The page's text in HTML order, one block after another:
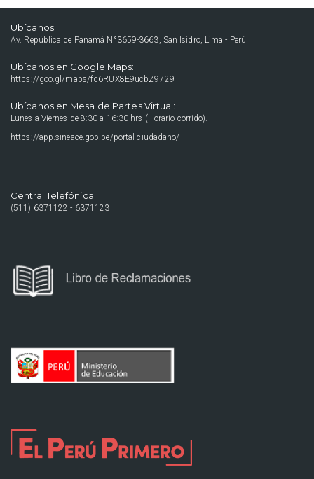
Ubícanos:
Av. República de Panamá N°3659-3663, San Isidro, Lima - Perú
Ubícanos en Google Maps:
https://goo.gl/maps/fq6RUX8E9ucbZ9729
Ubícanos en Mesa de Partes Virtual:
Lunes a Viernes de 8:30 a 16:30 hrs (Horario corrido).
https://app.sineace.gob.pe/portal-ciudadano/
Central Telefónica:
(511) 6371122 - 6371123